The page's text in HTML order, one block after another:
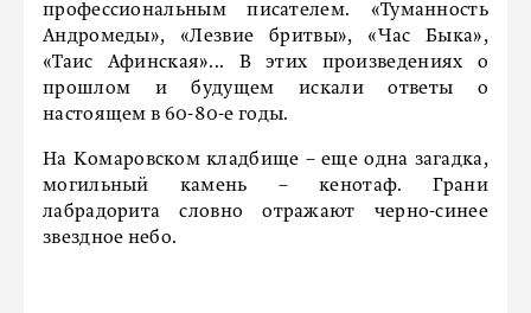
профессиональным писателем. «Туманность
Андромеды», «Лезвие бритвы», «Час Быка»,
«Таис Афинская»... В этих произведениях о
прошлом и будущем искали ответы о
настоящем в 60-80-е годы.
На Комаровском кладбище – еще одна загадка,
могильный камень – кенотаф. Грани
лабрадорита словно отражают черно-синее
звездное небо.